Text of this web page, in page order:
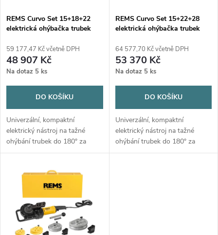
p
r
o
u
k
s
p
r
o
d
u
k
ů
REMS Curvo Set 15+18+22
elektrická ohýbačka trubek
59 177,47 Kč včetně DPH
48 907 Kč
Na dotaz 5 ks
DO KOŠÍKU
Univerzální, kompaktní
elektrický nástroj na tažné
ohýbání trubek do 180° za
studena. Bez svěráku
REMS Curvo Set 15+22+28
elektrická ohýbačka trubek
64 577,70 Kč včetně DPH
53 370 Kč
Na dotaz 5 ks
DO KOŠÍKU
Univerzální, kompaktní
elektrický nástroj na tažné
ohýbání trubek do 180° za
studena. Bez svěráku